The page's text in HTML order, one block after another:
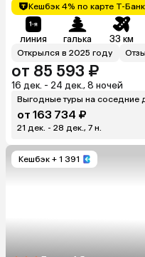
Кешбэк 4% по карте Т-
линия галька 33 км
Открылся в 2025 году
от 85 593 ₽
16 дек. - 24 дек., 8 ночей
Выгодные туры на соседние
от 163 734 ₽
21 дек. - 28 дек., 7 н.
Кешбэк + 1 391